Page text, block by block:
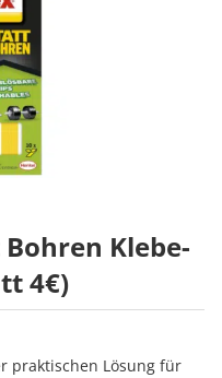
Klebe-
4€)
praktischen Lösung für